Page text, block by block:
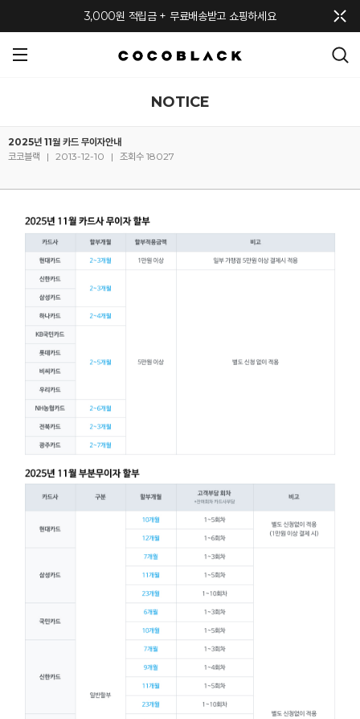
3,000원 적립금 + 무료배송받고 쇼핑하세요
NOTICE
2025년 11월 카드 무이자안내
코코블랙
| 2013-12-10 | 조회수 18027